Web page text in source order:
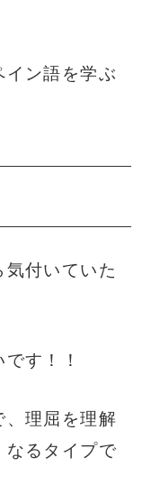
イン語を学ぶ
付いていた
す！！
、理屈を理解
なるタイプで